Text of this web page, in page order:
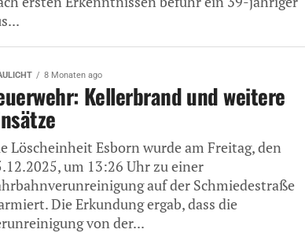
8 Monaten ago
Kellerbrand und weitere
Löscheinheit Esborn wurde am Freitag, den
um 13:26 Uhr zu einer
auf der Schmiedestraße
Die Erkundung ergab, dass die
von der...